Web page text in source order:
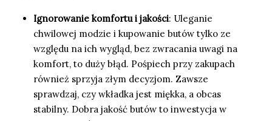
Ignorowanie komfortu i jakości: Uleganie
chwilowej modzie i kupowanie butów tylko ze
względu na ich wygląd, bez zwracania uwagi na
komfort, to duży błąd. Pośpiech przy zakupach
również sprzyja złym decyzjom. Zawsze
sprawdzaj, czy wkładka jest miękka, a obcas
stabilny. Dobra jakość butów to inwestycja w